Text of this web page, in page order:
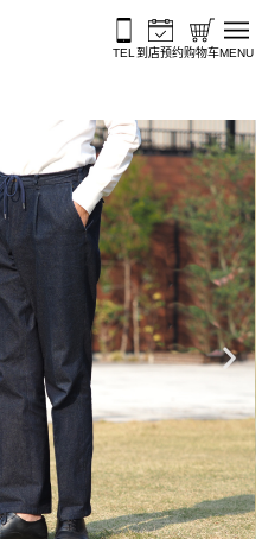
TEL 到店预约购物车MENU